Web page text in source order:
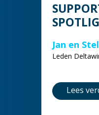
Jan en
Leden
Lees